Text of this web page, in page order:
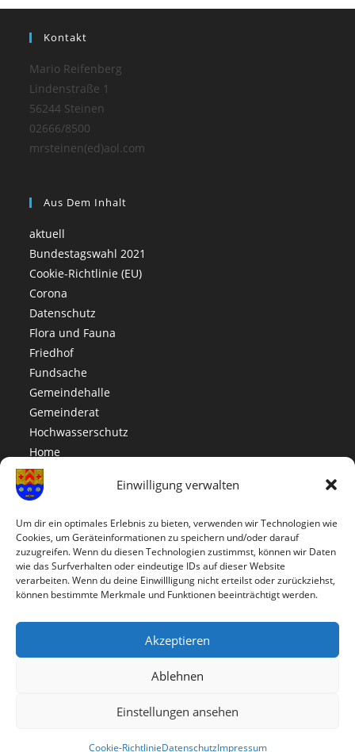
Einwilligung verwalten
Um dir ein optimales Erlebnis zu bieten, verwenden wir Technologien wie
Cookies, um Geräteinformationen zu speichern und/oder darauf
zuzugreifen. Wenn du diesen Technologien zustimmst, können wir Daten
wie das Surfverhalten oder eindeutige IDs auf dieser Website
verarbeiten. Wenn du deine Einwillligung nicht erteilst oder zurückziehst,
können bestimmte Merkmale und Funktionen beeinträchtigt werden.
Akzeptieren
Ablehnen
Einstellungen ansehen
Cookie-RichtlinieDatenschutzImpressum
Kontakt
Mario Reifenberg
Lindenstraße 1
56244 Steinen
02666/8500
mrsteinen(ed)aol.com
Aus Dem Inhalt
aktuell
Bundestagswahl 2021
Cookie-Richtlinie (EU)
Corona
Datenschutz
Flora und Fauna
Friedhof
Fundsache
Gemeindehalle
Gemeinderat
Hochwasserschutz
Home
Impressum
Info
Links
Nächste Veranstaltung
Spielplatz
Termine